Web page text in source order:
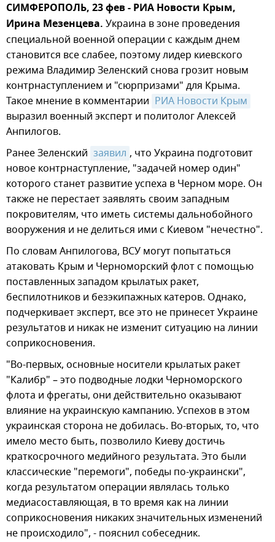
СИМФЕРОПОЛЬ, 23 фев - РИА Новости Крым,
Ирина Мезенцева. Украина в зоне проведения
специальной военной операции с каждым днем
становится все слабее, поэтому лидер киевского
режима Владимир Зеленский снова грозит новым
контрнаступлением и "сюрпризами" для Крыма.
Такое мнение в комментарии РИА Новости Крым
выразил военный эксперт и политолог Алексей
Анпилогов.
Ранее Зеленский заявил , что Украина подготовит
новое контрнаступление, "задачей номер один"
которого станет развитие успеха в Черном море. Он
также не перестает заявлять своим западным
покровителям, что иметь системы дальнобойного
вооружения и не делиться ими с Киевом "нечестно".
По словам Анпилогова, ВСУ могут попытаться
атаковать Крым и Черноморский флот с помощью
поставленных западом крылатых ракет,
беспилотников и безэкипажных катеров. Однако,
подчеркивает эксперт, все это не принесет Украине
результатов и никак не изменит ситуацию на линии
соприкосновения.
"Во-первых, основные носители крылатых ракет
"Калибр" – это подводные лодки Черноморского
флота и фрегаты, они действительно оказывают
влияние на украинскую кампанию. Успехов в этом
украинская сторона не добилась. Во-вторых, то, что
имело место быть, позволило Киеву достичь
краткосрочного медийного результата. Это были
классические "перемоги", победы по-украински",
когда результатом операции являлась только
медиасоставляющая, в то время как на линии
соприкосновения никаких значительных изменений
не происходило", - пояснил собеседник.